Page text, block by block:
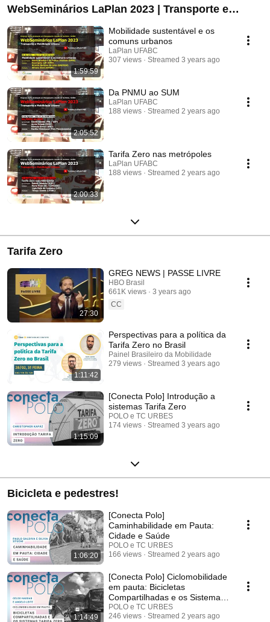
WebSeminários LaPlan 2023 | Transporte e
Mobilidade Urbana
1:59:59
Mobilidade sustentável e os
comuns urbanos
LaPlan UFABC
307 views
Streamed 3 years ago
2:05:52
Da PNMU ao SUM
LaPlan UFABC
188 views
Streamed 2 years ago
2:00:33
Tarifa Zero nas metrópoles
LaPlan UFABC
188 views
Streamed 2 years ago
Tarifa Zero
27:30
GREG NEWS | PASSE LIVRE
HBO Brasil
661K views
3 years ago
CC
1:11:42
Perspectivas para a política da
Tarifa Zero no Brasil
Painel Brasileiro da Mobilidade
279 views
Streamed 3 years ago
1:15:09
[Conecta Polo] Introdução a
sistemas Tarifa Zero
POLO e TC URBES
174 views
Streamed 3 years ago
Bicicleta e pedestres!
1:06:20
[Conecta Polo]
Caminhabilidade em Pauta:
Cidade e Saúde
POLO e TC URBES
166 views
Streamed 2 years ago
1:14:49
[Conecta Polo] Ciclomobilidade
em pauta: Bicicletas
Compartilhadas e os Sistemas
de Tarifa Zero
POLO e TC URBES
246 views
Streamed 2 years ago